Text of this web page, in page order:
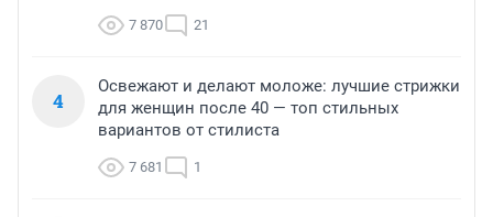
7 870 21
4
Освежают и делают моложе: лучшие стрижки
для женщин после 40 — топ стильных
вариантов от стилиста
7 681 1